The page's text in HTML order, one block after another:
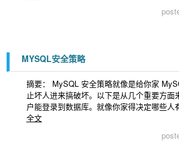
MYSQL安全策略
摘要： MySQL 安全策略就像是给你家
止坏人进来搞破坏。以下是从几个重要方
户能登录到数据库。就像你家得决定哪些
全文